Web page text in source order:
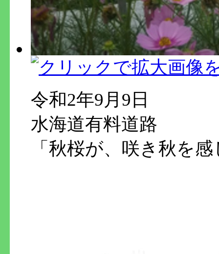
令和2年9月9日
水海道有料道路
「秋桜が、咲き秋を